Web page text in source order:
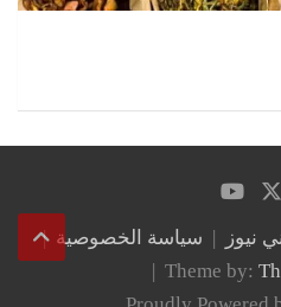
نيوز
سياسة الخصوصية
Theme by: